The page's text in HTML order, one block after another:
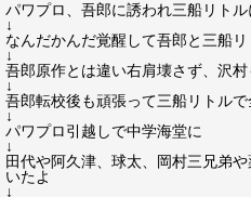
パワプロ、吾郎に誘われ三船リトル
↓
なんだかんだ覚醒して吾郎と三船
↓
吾郎原作とは違い右肩壊さず、沢
↓
吾郎転校後も頑張って三船リトルで
↓
パワプロ引越しで中学海堂に
↓
田代や阿久津、球太、岡村三兄弟
いたよ
↓